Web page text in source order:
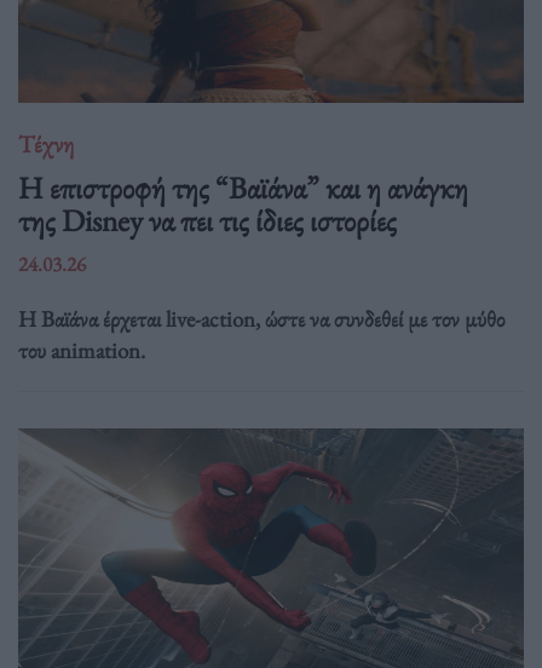
Τέχνη
Η επιστροφή της “Βαϊάνα” και η ανάγκη
της Disney να πει τις ίδιες ιστορίες
24.03.26
Η Βαϊάνα έρχεται live-action, ώστε να συνδεθεί με τον μύθο
του animation.